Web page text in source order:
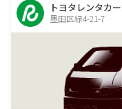
トヨタレンタカ
墨田区緑4-21-7